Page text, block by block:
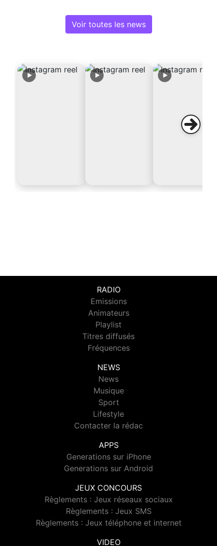
Voir toutes les news
RADIO
Emissions
Animateurs
Playlist
Titres diffusés
Fréquences
NEWS
News
Musique
Sport
Lifestyle
Contacter la rédac
APPS
Generations sur iPhone
Generations sur Android
JEUX CONCOURS
Règlements : Jeux réseaux sociaux
Règlements : Jeux SMS
Règlements : Jeux téléphone et internet
VIDEO